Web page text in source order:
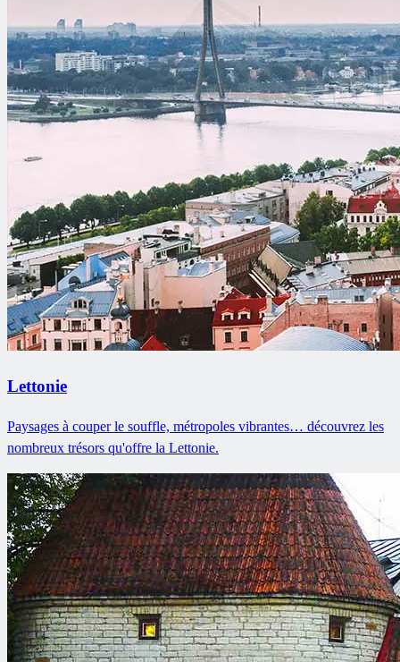
Lettonie
Paysages à couper le souffle, métropoles vibrantes… découvrez les
nombreux trésors qu'offre la Lettonie.